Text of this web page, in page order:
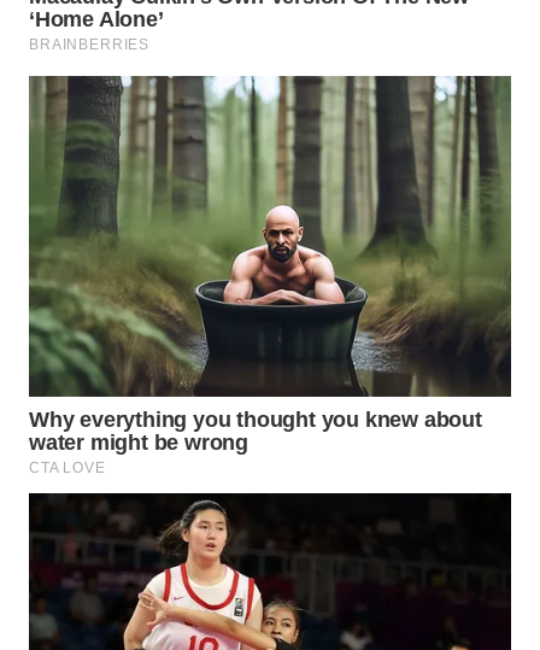
WN
BINTAN
WN
MANDALIKA
WN
LIKUPANG
WN
LABUANBAJO
BORNEO
Wahana
Group
WAHANA
NEWS